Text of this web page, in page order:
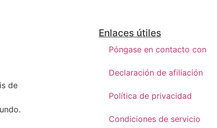
de
Enlaces útiles
Póngase en contacto con
Declaración de afiliación
Política de privacidad
Condiciones de servicio